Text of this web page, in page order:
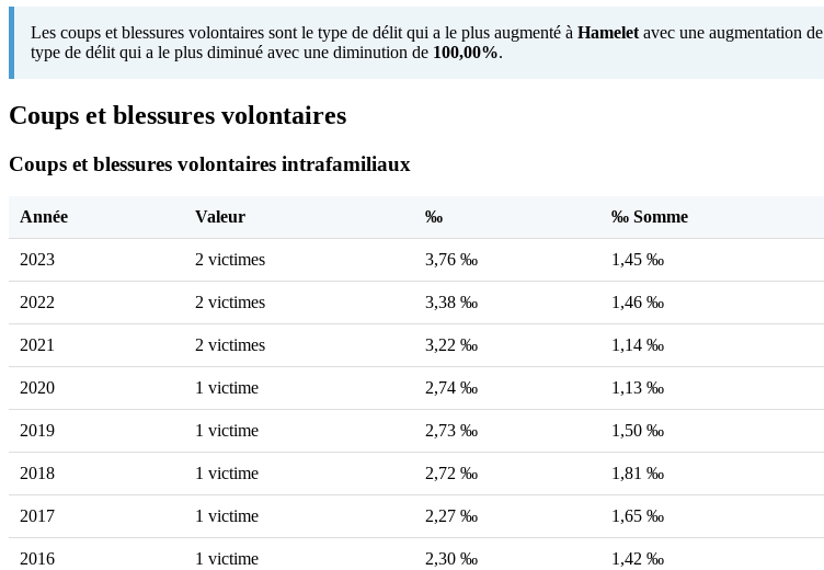
Les coups et blessures volontaires sont le type de délit qui a le plus augmenté à Hamelet avec une augmentation de
type de délit qui a le plus diminué avec une diminution de 100,00%.
Coups et blessures volontaires
Coups et blessures volontaires intrafamiliaux
Année Valeur ‰ ‰ Somme
2023 2 victimes 3,76 ‰ 1,45 ‰
2022 2 victimes 3,38 ‰ 1,46 ‰
2021 2 victimes 3,22 ‰ 1,14 ‰
2020 1 victime 2,74 ‰ 1,13 ‰
2019 1 victime 2,73 ‰ 1,50 ‰
2018 1 victime 2,72 ‰ 1,81 ‰
2017 1 victime 2,27 ‰ 1,65 ‰
2016 1 victime 2,30 ‰ 1,42 ‰